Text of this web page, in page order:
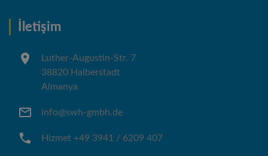
İletişim
Luther-Augustin-Str. 7
38820 Halberstadt
Almanya
info@swh-gmbh.de
Hizmet +49 3941 / 6209 407